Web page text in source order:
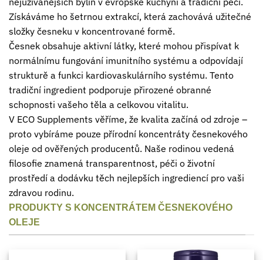
Získáváme ho šetrnou extrakcí, která zachovává užitečné
složky česneku v koncentrované formě.
Česnek obsahuje aktivní látky, které mohou přispívat k
normálnímu fungování imunitního systému a odpovídají
strukturě a funkci kardiovaskulárního systému. Tento
tradiční ingredient podporuje přirozené obranné
schopnosti vašeho těla a celkovou vitalitu.
V ECO Supplements věříme, že kvalita začíná od zdroje –
proto vybíráme pouze přírodní koncentráty česnekového
oleje od ověřených producentů. Naše rodinou vedená
filosofie znamená transparentnost, péči o životní
prostředí a dodávku těch nejlepších ingrediencí pro vaši
zdravou rodinu.
PRODUKTY S KONCENTRÁTEM ČESNEKOVÉHO
OLEJE